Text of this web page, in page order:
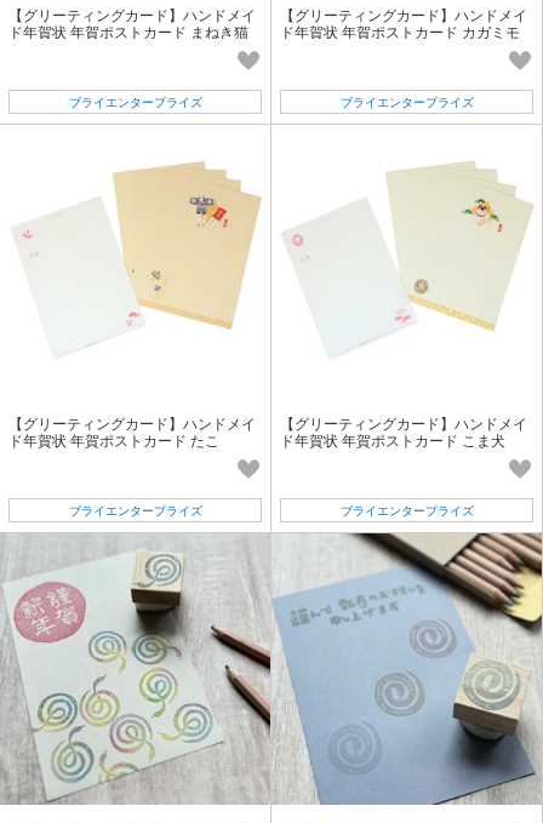
【グリーティングカード】ハンドメイ
ド年賀状 年賀ポストカード まねき猫
ブライエンタープライズ
【グリーティングカード】ハンドメイ
ド年賀状 年賀ポストカード カガミモ
ブライエンタープライズ
【グリーティングカード】ハンドメイ
ド年賀状 年賀ポストカード たこ
ブライエンタープライズ
【グリーティングカード】ハンドメイ
ド年賀状 年賀ポストカード こま犬
ブライエンタープライズ